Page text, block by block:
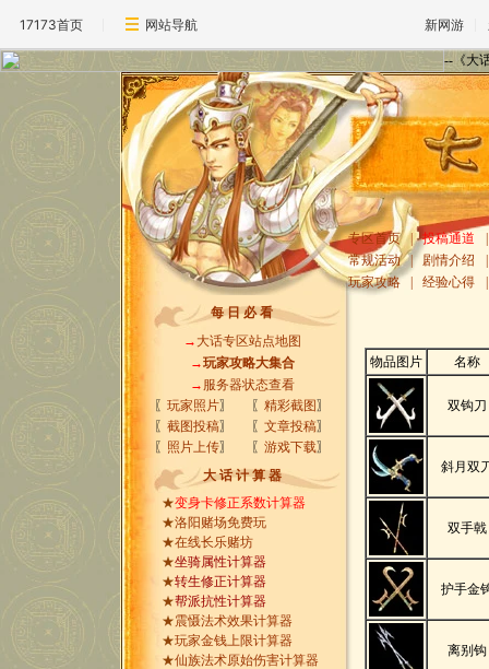
17173首页 网站导航 新网游
--《大
专区首页 投稿通道
常规活动
剧情介绍
玩家攻略
经验心得
每 日 必 看
→ 大话专区站点地图
→玩家攻略大集合
→ 服务器状态查看
〖玩家照片〗 〖精彩截图 〗
〖截图投稿〗 〖文章投稿〗
〖 照片上传〗 〖游戏下载〗
大 话 计 算 器
★变身卡修正系数计算器
★洛阳赌场免费玩
★在线长乐赌坊
★坐骑属性计算器
★转生修正计算器
★帮派抗性计算器
★震慑法术效果计算器
★玩家金钱上限计算器
★仙族法术原始伤害计算器
物品图片 名称
双钩刀
斜月双
双手戟
护手金
离别钩